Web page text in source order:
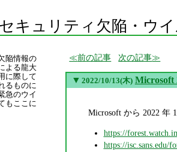
キュリティ欠陥・ウ
前の記事 次の記事
▼ 2022/10/13(木) Microsoft
Microsoft から 2022 年
https://
https://isc.sans.edu/
陥情報の
よる龍大
に際して
るものに
急のウイ
もここに